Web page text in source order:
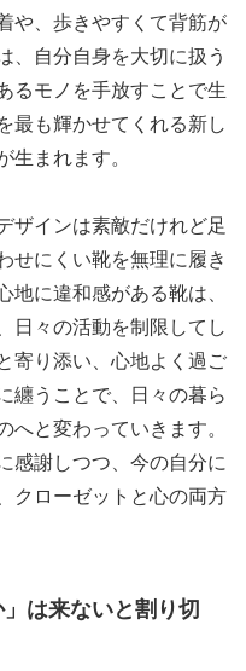
や、歩きやすくて背筋が
、自分自身を大切に扱う
るモノを手放すことで生
最も輝かせてくれる新し
生まれます。
ザインは素敵だけれど足
せにくい靴を無理に履き
地に違和感がある靴は、
日々の活動を制限してし
寄り添い、心地よく過ご
纏うことで、日々の暮ら
へと変わっていきます。
感謝しつつ、今の自分に
クローゼットと心の両方
は来ないと割り切